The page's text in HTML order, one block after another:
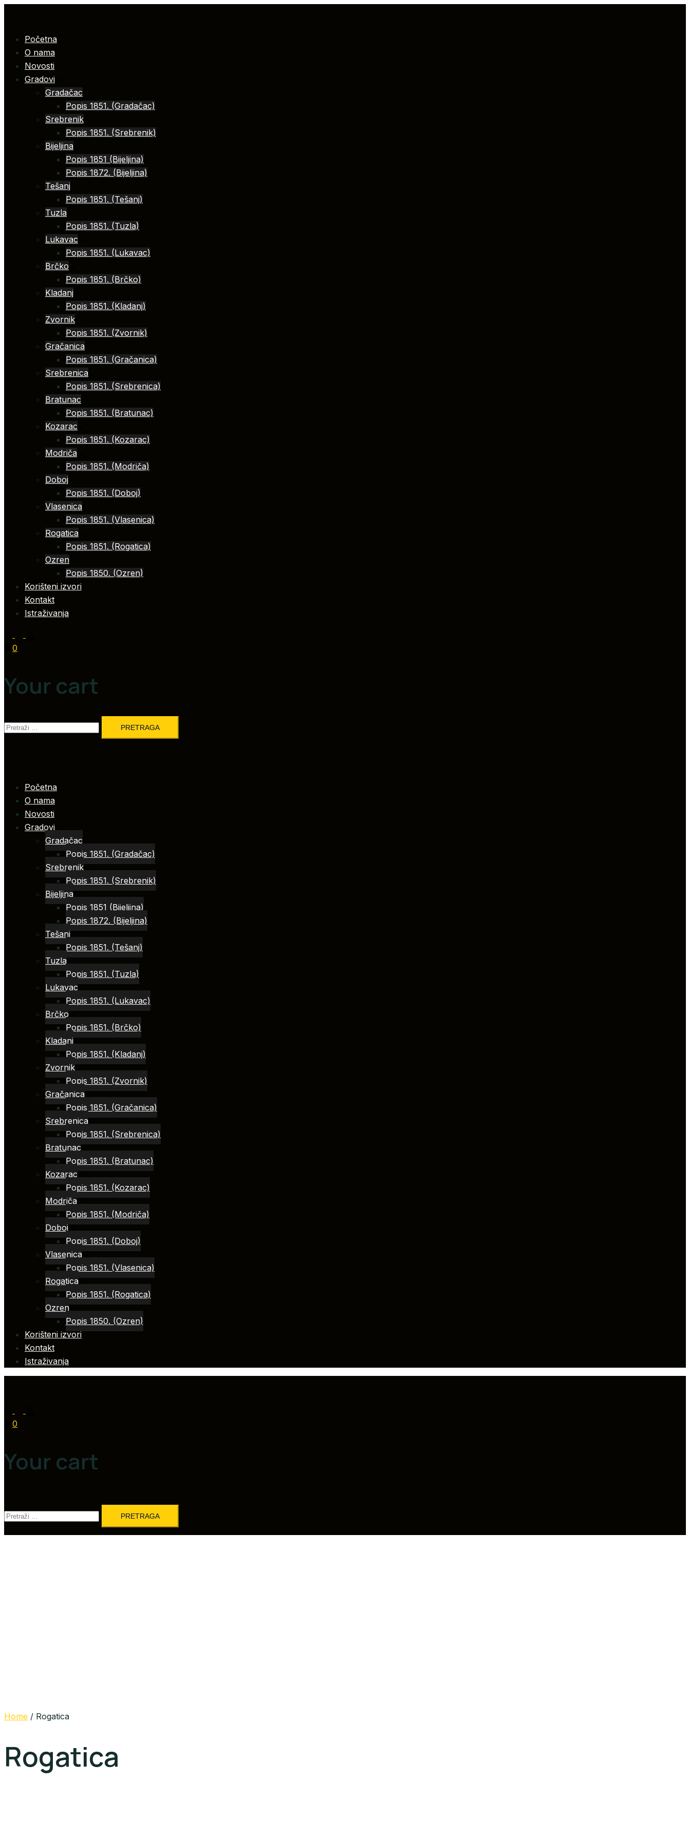
contentPočetna
O nama
Novosti
Gradovi
Gradačac
Popis 1851. (Gradačac)
Srebrenik
Popis 1851. (Srebrenik)
Bijeljina
Popis 1851 (Bijeljina)
Popis 1872. (Bijeljina)
Tešanj
Popis 1851. (Tešanj)
Tuzla
Popis 1851. (Tuzla)
Lukavac
Popis 1851. (Lukavac)
Brčko
Popis 1851. (Brčko)
Kladanj
Popis 1851. (Kladanj)
Zvornik
Popis 1851. (Zvornik)
Gračanica
Popis 1851. (Gračanica)
Srebrenica
Popis 1851. (Srebrenica)
Bratunac
Popis 1851. (Bratunac)
Kozarac
Popis 1851. (Kozarac)
Modriča
Popis 1851. (Modriča)
Doboj
Popis 1851. (Doboj)
Vlasenica
Popis 1851. (Vlasenica)
Rogatica
Popis 1851. (Rogatica)
Ozren
Popis 1850. (Ozren)
Korišteni izvori
Kontakt
Istraživanja
0
Your cart
Pretraga:
Početna
O nama
Novosti
Gradovi
Gradačac
Popis 1851. (Gradačac)
Srebrenik
Popis 1851. (Srebrenik)
Bijeljina
Popis 1851 (Bijeljina)
Popis 1872. (Bijeljina)
Tešanj
Popis 1851. (Tešanj)
Tuzla
Popis 1851. (Tuzla)
Lukavac
Popis 1851. (Lukavac)
Brčko
Popis 1851. (Brčko)
Kladanj
Popis 1851. (Kladanj)
Zvornik
Popis 1851. (Zvornik)
Gračanica
Popis 1851. (Gračanica)
Srebrenica
Popis 1851. (Srebrenica)
Bratunac
Popis 1851. (Bratunac)
Kozarac
Popis 1851. (Kozarac)
Modriča
Popis 1851. (Modriča)
Doboj
Popis 1851. (Doboj)
Vlasenica
Popis 1851. (Vlasenica)
Rogatica
Popis 1851. (Rogatica)
Ozren
Popis 1850. (Ozren)
Korišteni izvori
Kontakt
Istraživanja
0
Your cart
Pretraga:
Home / Rogatica
Rogatica